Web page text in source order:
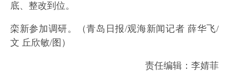
底、整改到位。
栾新参加调研。（青岛日报/观海新闻记者 薛华飞/
文 丘欣敏/图）
责任编辑：李婧菲